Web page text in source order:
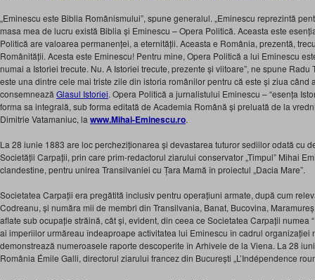
„Eminescu este Biblia Românismului”, spune generalul. „Eminescu reprezintă
masa mea de lucru există Biblia și Eminescu – Opera Politică. Aceasta este
Politică are valoarea permanenței, a eternității. Aceasta e România, prezentă,
Românității. Acesta este Eminescu! Pentru mine, Opera Politică a lui Eminescu
numai a Istoriei trecute. Nu. A Istoriei trecute, prezente și viitoare”, ne spune
este una dintre cele mai triste zile din istoria românilor pentru că este și ziua când
consemnează Glasul Istoriei. Opera Politică a jurnalistului Eminescu – “esența
forma sa integrală, sub forma editată de Academia Română și preluată de la
Dimitrie Vatamaniuc, la www.Mihai-Eminescu.ro.
La 28 iunie 1883 are loc percheziționarea și devastarea tuturor sediilor odată cu
Societății Carpații, prin care prim-redactorul ziarului conservator „Timpul” Mihai
clandestine, pentru unirea Transilvaniei cu Țara Mamă în proiectul „Dacia Mare”.
Societatea Carpații era pregătită inclusiv pentru operațiuni armate, după cum
Codreanu, și număra mii de membri din Transilvania, Banat, Bucovina,
aflate sub ocupație străină, cât și, evident, din ceea ce Societatea Carpații numea
ai imperiilor urmăreau îndeaproape activitatea lui Eminescu în cadrul organizației
demonstrează numeroasele raporte descoperite în Arhivele de la Viena. La 28
România Émile Galli, directorul ziarului francez din București „L’Indépendence